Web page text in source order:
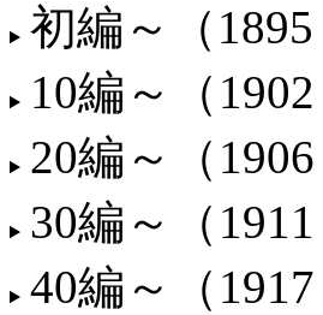
初編～（
10編～（
20編～（
30編～（
40編～（1917